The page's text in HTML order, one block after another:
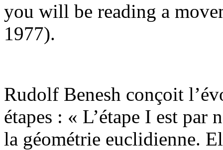
you will be reading a
1977).
Rudolf Benesh conçoit
étapes : « L’étape I est par
la géométrie euclidienne.